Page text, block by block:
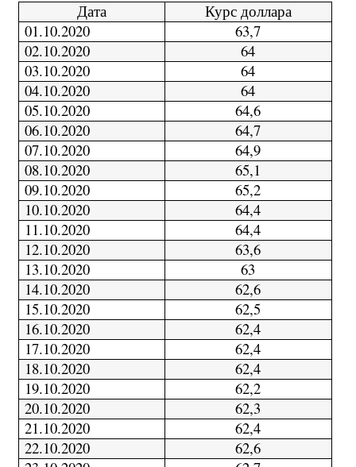
Дата
Курс доллара
01.10.2020
63,7
02.10.2020
64
03.10.2020
64
04.10.2020
64
05.10.2020
64,6
06.10.2020
64,7
07.10.2020
64,9
08.10.2020
65,1
09.10.2020
65,2
10.10.2020
64,4
11.10.2020
64,4
12.10.2020
63,6
13.10.2020
63
14.10.2020
62,6
15.10.2020
62,5
16.10.2020
62,4
17.10.2020
62,4
18.10.2020
62,4
19.10.2020
62,2
20.10.2020
62,3
21.10.2020
62,4
22.10.2020
62,6